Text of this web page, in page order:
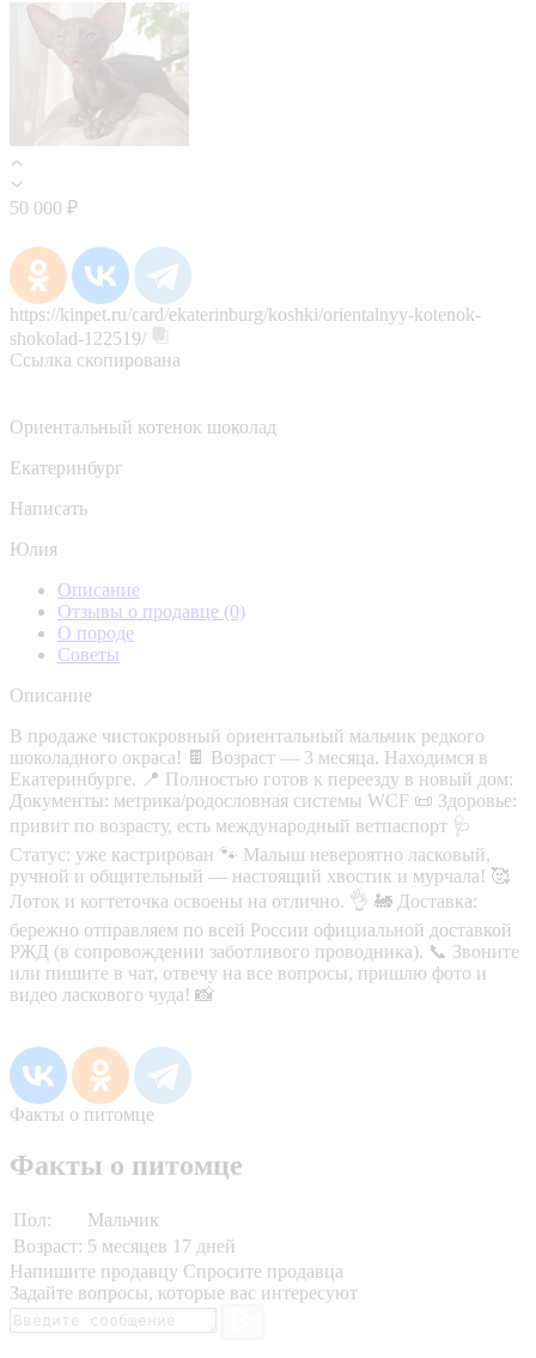
50 000 ₽
https://kinpet.ru/card/ekaterinburg/koshki/orientalnyy-kotenok-
shokolad-122519/
Ссылка скопирована
Ориентальный котенок шоколад
Екатеринбург
Написать
Юлия
Описание
Отзывы о продавце (0)
О породе
Советы
Описание
В продаже чистокровный ориентальный мальчик редкого
шоколадного окраса! 🍫 Возраст — 3 месяца. Находимся в
Екатеринбурге. 📍 Полностью готов к переезду в новый дом:
Документы: метрика/родословная системы WCF 📜 Здоровье:
привит по возрасту, есть международный ветпаспорт 🩺
Статус: уже кастрирован 🐾 Малыш невероятно ласковый,
ручной и общительный — настоящий хвостик и мурчала! 🥰
Лоток и когтеточка освоены на отлично. 👌 🚂 Доставка:
бережно отправляем по всей России официальной доставкой
РЖД (в сопровождении заботливого проводника). 📞 Звоните
или пишите в чат, отвечу на все вопросы, пришлю фото и
видео ласкового чуда! 📸
Факты о питомце
Факты о питомце
Пол:
Мальчик
Возраст: 5 месяцев 17 дней
Напишите продавцу Спросите продавца
Задайте вопросы, которые вас интересуют